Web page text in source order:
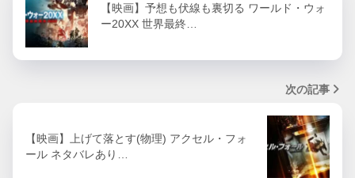
【映画】予想も伏線も裏切る ワールド・ウォ
ー20XX 世界最終…
次の記事
【映画】上げて落とす(物理) アクセル・フォ
ール ネタバレあり…